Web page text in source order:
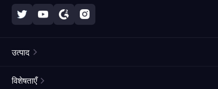
उत्पाद
विशेषताएँ